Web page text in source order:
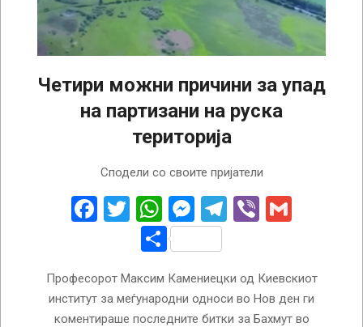
Четири можни причини за упад
на партизани на руска
територија
Сподели со своите пријатели
Facebook
Twitter
WhatsApp
Messenger
Telegram
Viber
Share
Професорот Максим Камениецки од Киевскиот
институт за меѓународни односи во Нов ден ги
коментираше последните битки за Бахмут во